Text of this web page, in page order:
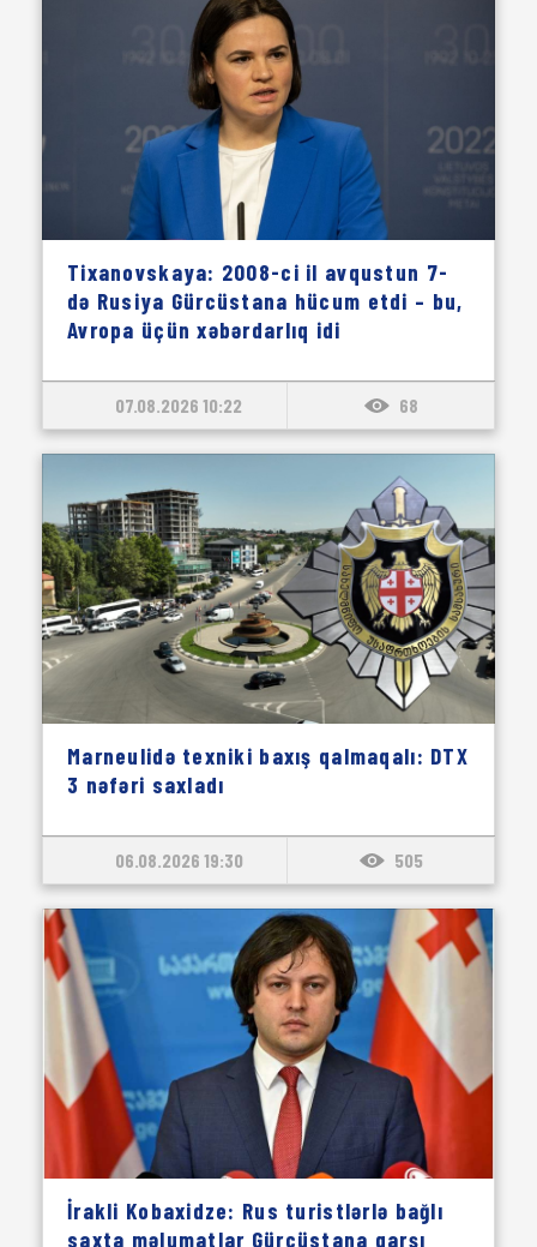
Tixanovskaya: 2008-ci il avqustun 7-
də Rusiya Gürcüstana hücum etdi – bu,
Avropa üçün xəbərdarlıq idi
07.08.2026 10:22 68
Marneulidə texniki baxış qalmaqalı: DTX
3 nəfəri saxladı
06.08.2026 19:30 505
İrakli Kobaxidze: Rus turistlərlə bağlı
saxta məlumatlar Gürcüstana qarşı